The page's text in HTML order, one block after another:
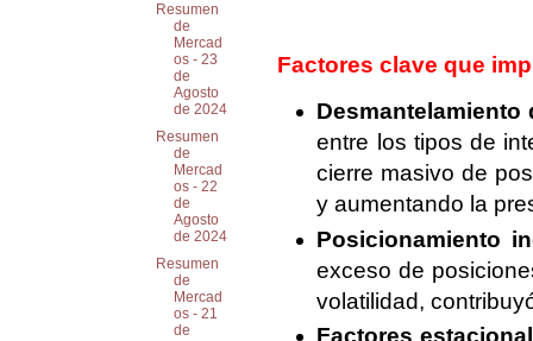
Factores clave que
Desmantelamiento
entre los tipos de
cierre masivo de
y aumentando la
Posicionamiento
exceso de
volatilidad,
Factores
Resumen
de
Mercad
os - 23
de
Agosto
de 2024
Resumen
de
Mercad
os - 22
de
Agosto
de 2024
Resumen
de
Mercad
os - 21
de